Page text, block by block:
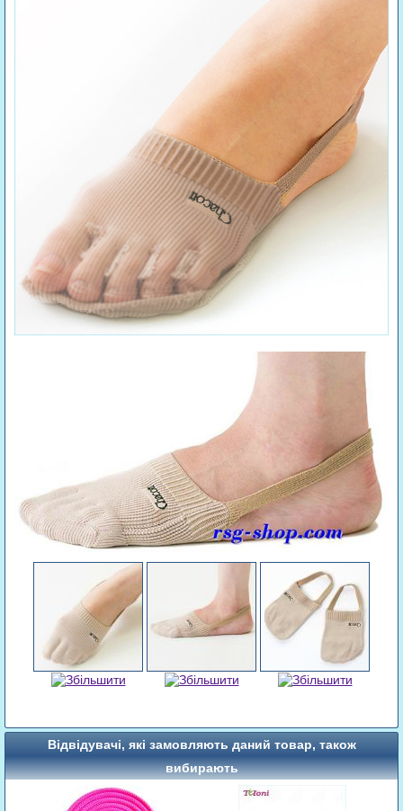
Відвідувачі, які замовляють даний товар, також
вибирають